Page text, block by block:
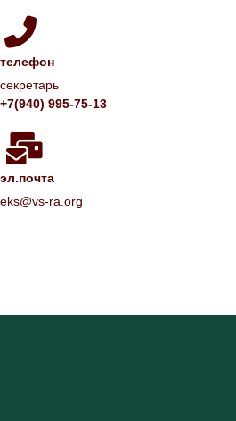
телефон
секретарь
+7(940) 995-75-13
эл.почта
eks@vs-ra.org